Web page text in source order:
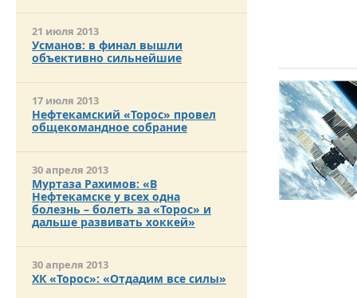
"УРАЛ"
НОВОГО
21 июля 2013
Усманов: в финал вышли
объективно сильнейшие
17 июля 2013
Нефтекамский «Торос» провел
общекомандное собрание
30 апреля 2013
Муртаза Рахимов: «В
Нефтекамске у всех одна
болезнь – болеть за «Торос» и
дальше развивать хоккей»
30 апреля 2013
ХК «Торос»: «Отдадим все силы»